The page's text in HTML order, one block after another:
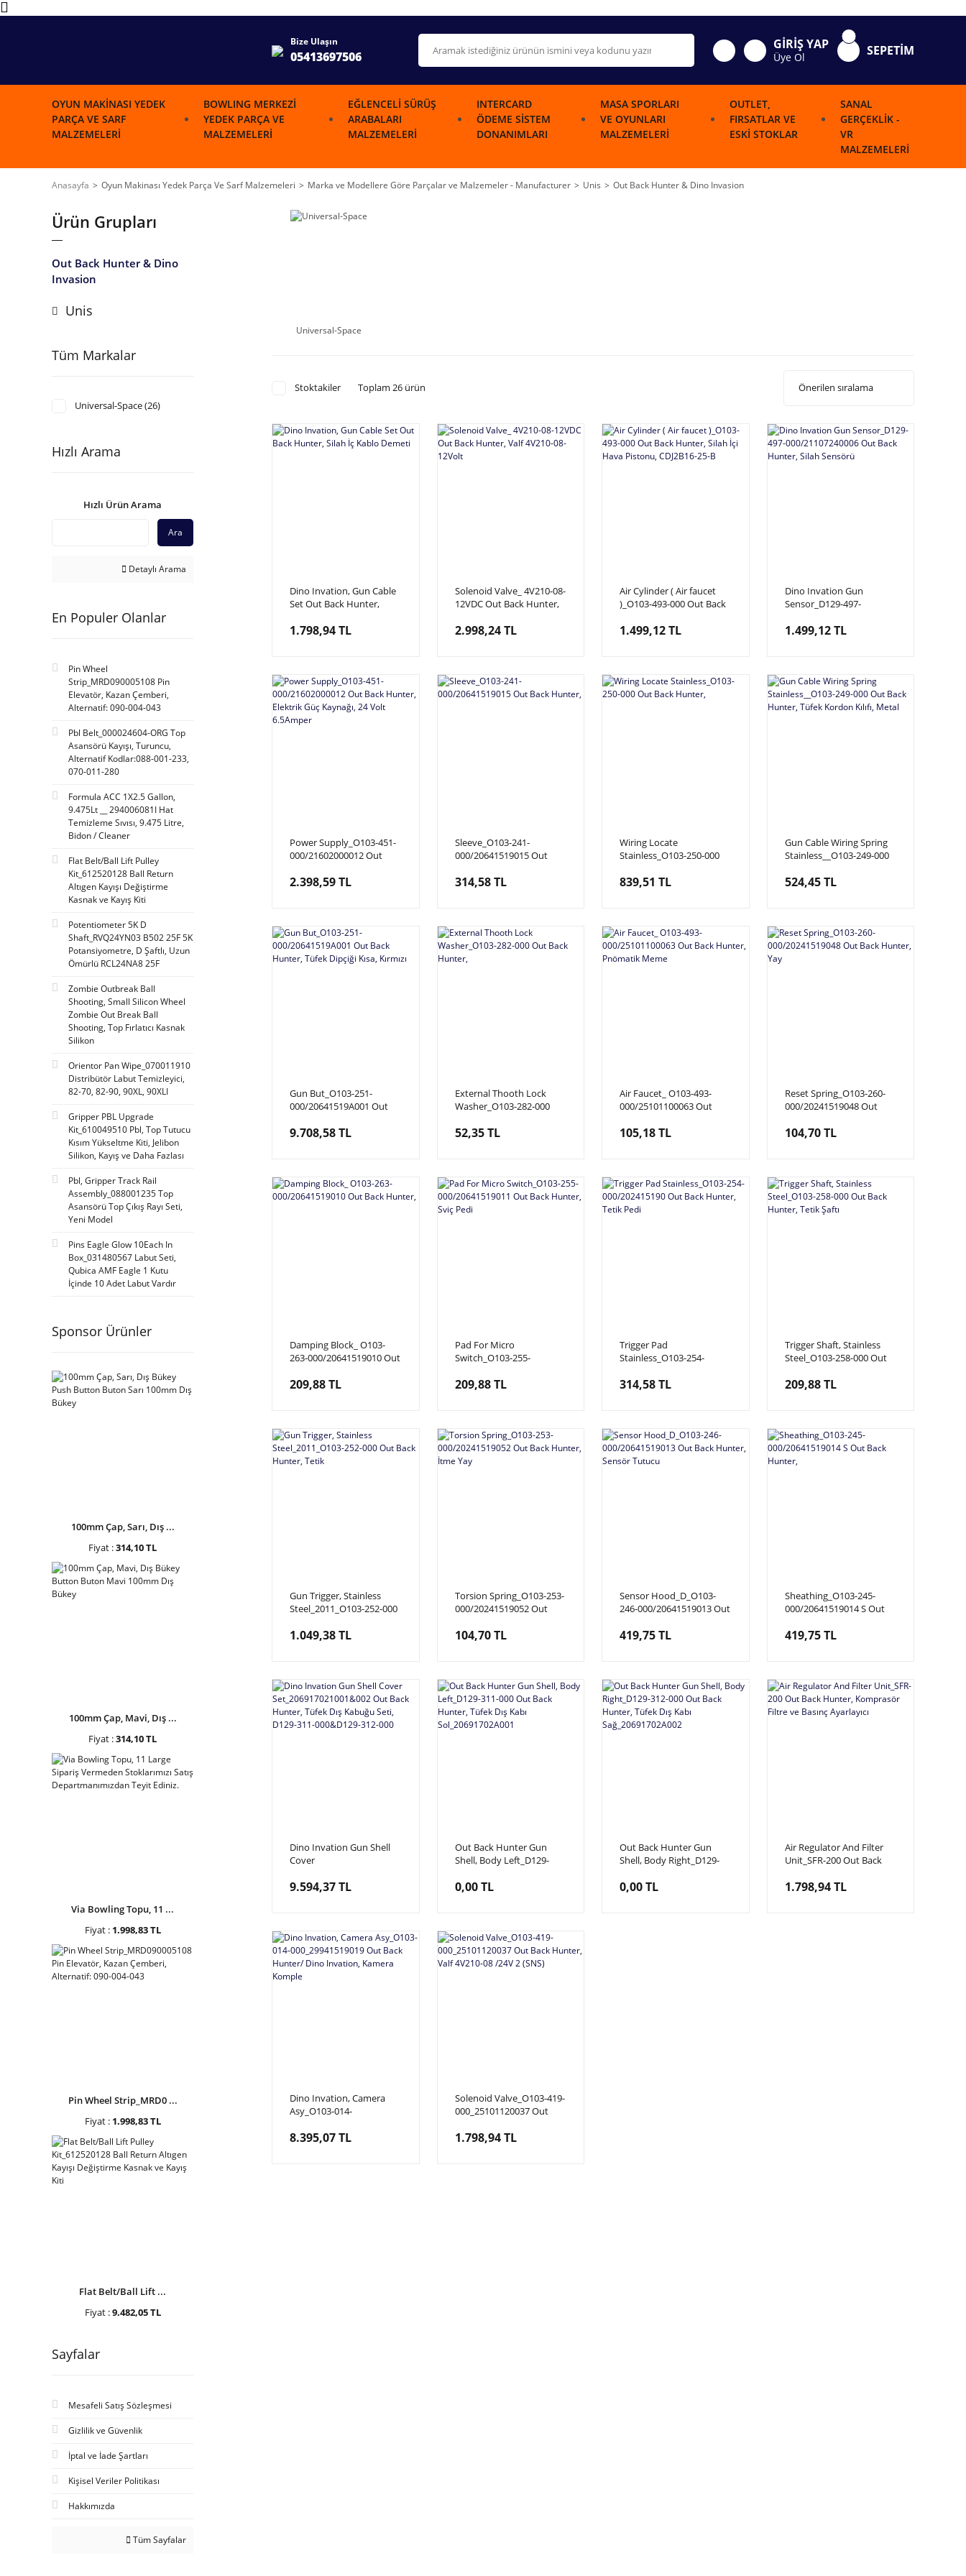
Bize Ulaşın
05413697506
GİRİŞ YAP
Üye Ol SEPETİM
OYUN MAKINASI YEDEK
PARÇA VE SARF
MALZEMELERI
BOWLING MERKEZI
YEDEK PARÇA VE
MALZEMELERI
EĞLENCELI SÜRÜŞ
ARABALARI
MALZEMELERI
INTERCARD
ÖDEME SISTEM
DONANIMLARI
MASA SPORLARI
VE OYUNLARI
MALZEMELERI
OUTLET,
FIRSATLAR VE
ESKI STOKLAR
SANAL
GERÇEKLIK -
VR
MALZEMELERI
Anasayfa Oyun Makinası Yedek Parça Ve Sarf Malzemeleri Marka ve Modellere Göre Parçalar ve Malzemeler - Manufacturer Unis Out Back Hunter & Dino Invasion
Ürün Grupları
Out Back Hunter & Dino
Invasion
Unis
Tüm Markalar
Universal-Space (26)
Hızlı Arama
Hızlı Ürün Arama
Ara
Detaylı Arama
En Populer Olanlar
Pin Wheel
Strip_MRD090005108 Pin
Elevatör, Kazan Çemberi,
Alternatif: 090-004-043
Pbl Belt_000024604-ORG Top
Asansörü Kayışı, Turuncu,
Alternatif Kodlar:088-001-233,
070-011-280
Formula ACC 1X2.5 Gallon,
9.475Lt __ 294006081I Hat
Temizleme Sıvısı, 9.475 Litre,
Bidon / Cleaner
Flat Belt/Ball Lift Pulley
Kit_612520128 Ball Return
Altıgen Kayışı Değiştirme
Kasnak ve Kayış Kiti
Potentiometer 5K D
Shaft_RVQ24YN03 B502 25F 5K
Potansiyometre, D Şaftlı, Uzun
Ömürlü RCL24NA8 25F
Zombie Outbreak Ball
Shooting, Small Silicon Wheel
Zombie Out Break Ball
Shooting, Top Fırlatıcı Kasnak
Silikon
Orientor Pan Wipe_070011910
Distribütör Labut Temizleyici,
82-70, 82-90, 90XL, 90XLI
Gripper PBL Upgrade
Kit_610049510 Pbl, Top Tutucu
Kısım Yükseltme Kiti, Jelibon
Silikon, Kayış ve Daha Fazlası
Pbl, Gripper Track Rail
Assembly_088001235 Top
Asansörü Top Çıkış Rayı Seti,
Yeni Model
Pins Eagle Glow 10Each In
Box_031480567 Labut Seti,
Qubica AMF Eagle 1 Kutu
İçinde 10 Adet Labut Vardır
Sponsor Ürünler
100mm Çap, Sarı, Dış ...
Fiyat :314,10 TL
100mm Çap, Mavi, Dış ...
Fiyat :314,10 TL
Via Bowling Topu, 11 ...
Fiyat : 1.998,83 TL
Pin Wheel Strip_MRD0 ...
Fiyat : 1.998,83 TL
Flat Belt/Ball Lift ...
Fiyat :9.482,05 TL
Sayfalar
Mesafeli Satış Sözleşmesi
Gizlilik ve Güvenlik
İptal ve İade Şartları
Kişisel Veriler Politikası
Hakkımızda
Tüm Sayfalar
Universal-Space
Stoktakiler Toplam 26 ürün
Dino Invation, Gun Cable
Set Out Back Hunter,
1.798,94 TL
Solenoid Valve_ 4V210-08-
12VDC Out Back Hunter,
2.998,24 TL
Air Cylinder ( Air faucet
)_O103-493-000 Out Back
Pistonu, CDJ2B16-25-B
1.499,12 TL
Dino Invation Gun
Sensor_D129-497-
Back Hunter, Silah
1.499,12 TL
Power Supply_O103-451-
000/21602000012 Out
Kaynağı, 24 Volt 6.5Amper
2.398,59 TL
Sleeve_O103-241-
000/20641519015 Out
314,58 TL
Wiring Locate
Stainless_O103-250-000
839,51 TL
Gun Cable Wiring Spring
Stainless__O103-249-000
Kordon Kılıfı, Metal
524,45 TL
Gun But_O103-251-
000/20641519A001 Out
Kısa, Kırmızı
9.708,58 TL
External Thooth Lock
Washer_O103-282-000
52,35 TL
Air Faucet_ O103-493-
000/25101100063 Out
Meme
105,18 TL
Reset Spring_O103-260-
000/20241519048 Out
104,70 TL
Damping Block_ O103-
263-000/20641519010 Out
209,88 TL
Pad For Micro
Switch_O103-255-
Back Hunter, Sviç Pedi
209,88 TL
Trigger Pad
Stainless_O103-254-
Hunter, Tetik Pedi
314,58 TL
Trigger Shaft, Stainless
Steel_O103-258-000 Out
209,88 TL
Gun Trigger, Stainless
Steel_2011_O103-252-000
1.049,38 TL
Torsion Spring_O103-253-
000/20241519052 Out
104,70 TL
Sensor Hood_D_O103-
246-000/20641519013 Out
Tutucu
419,75 TL
Sheathing_O103-245-
000/20641519014 S Out
419,75 TL
Dino Invation Gun Shell
Cover
Out Back Hunter, Tüfek
9.594,37 TL
Out Back Hunter Gun
Shell, Body Left_D129-
Tüfek Dış Kabı
0,00 TL
Out Back Hunter Gun
Shell, Body Right_D129-
Tüfek Dış Kabı
0,00 TL
Air Regulator And Filter
Unit_SFR-200 Out Back
ve Basınç Ayarlayıcı
1.798,94 TL
Dino Invation, Camera
Asy_O103-014-
Back Hunter/ Dino
8.395,07 TL
Solenoid Valve_O103-419-
000_25101120037 Out
08 /24V 2 (SNS)
1.798,94 TL